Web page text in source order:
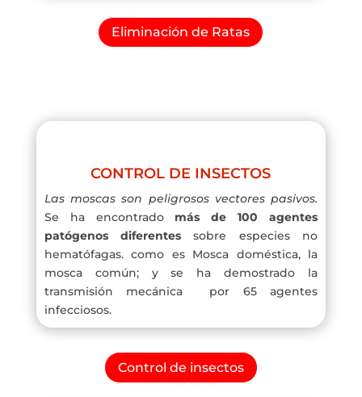
Eliminación de Ratas
CONTROL DE INSECTOS
Las moscas son peligrosos vectores pasivos.
Se ha encontrado más de 100 agentes
patógenos diferentes sobre especies no
hematófagas. como es Mosca doméstica, la
mosca común; y se ha demostrado la
transmisión mecánica por 65 agentes
infecciosos.
Control de insectos